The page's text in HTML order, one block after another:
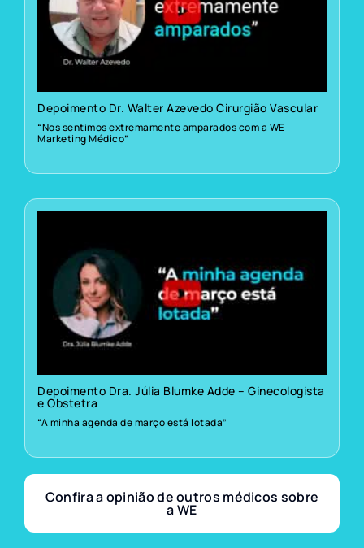
Depoimento Dr. Walter Azevedo Cirurgião Vascular
“Nos sentimos extremamente amparados com a WE
Marketing Médico”
Depoimento Dra. Júlia Blumke Adde – Ginecologista
e Obstetra
“A minha agenda de março está lotada”
Confira a opinião de outros médicos sobre
a WE